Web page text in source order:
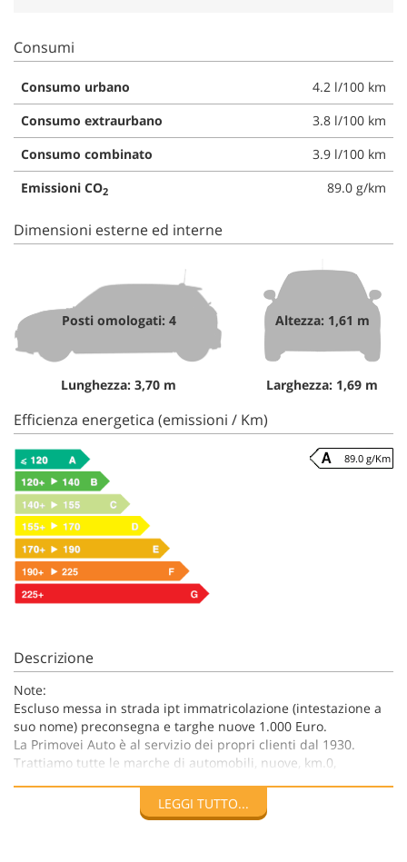
Consumi
Consumo urbano
4.2 l/100 km
Consumo extraurbano
3.8 l/100 km
Consumo combinato
3.9 l/100 km
Emissioni CO2 89.0 g/km
Dimensioni esterne ed interne
Posti omologati: 4
Lunghezza: 3,70 m
Altezza: 1,61 m
Larghezza: 1,69 m
Efficienza energetica (emissioni / Km)
89.0 g/Km
Descrizione
Note:
Escluso messa in strada ipt immatricolazione (intestazione a
suo nome) preconsegna e targhe nuove 1.000 Euro.
La Primovei Auto è al servizio dei propri clienti dal 1930.
Trattiamo tutte le marche di automobili, nuove, km.0,
Offriamo alla ns. clientela finanziamenti personalizzati da 12
a 96 mesi, possibilità di leasing e full Leasing sul nuovo sul
LEGGI TUTTO...